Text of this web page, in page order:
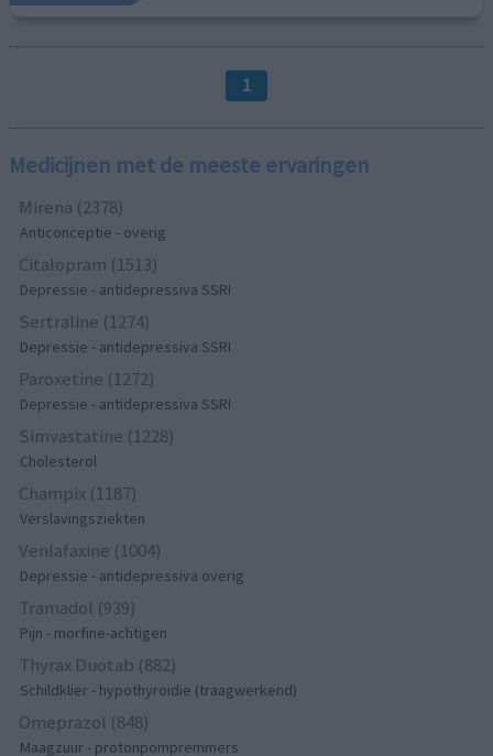
1
Medicijnen met de meeste ervaringen
Mirena (2378)
Anticonceptie - overig
Citalopram (1513)
Depressie - antidepressiva SSRI
Sertraline (1274)
Depressie - antidepressiva SSRI
Paroxetine (1272)
Depressie - antidepressiva SSRI
Simvastatine (1228)
Cholesterol
Champix (1187)
Verslavingsziekten
Venlafaxine (1004)
Depressie - antidepressiva overig
Tramadol (939)
Pijn - morfine-achtigen
Thyrax Duotab (882)
Schildklier - hypothyroidie (traagwerkend)
Omeprazol (848)
Maagzuur - protonpompremmers